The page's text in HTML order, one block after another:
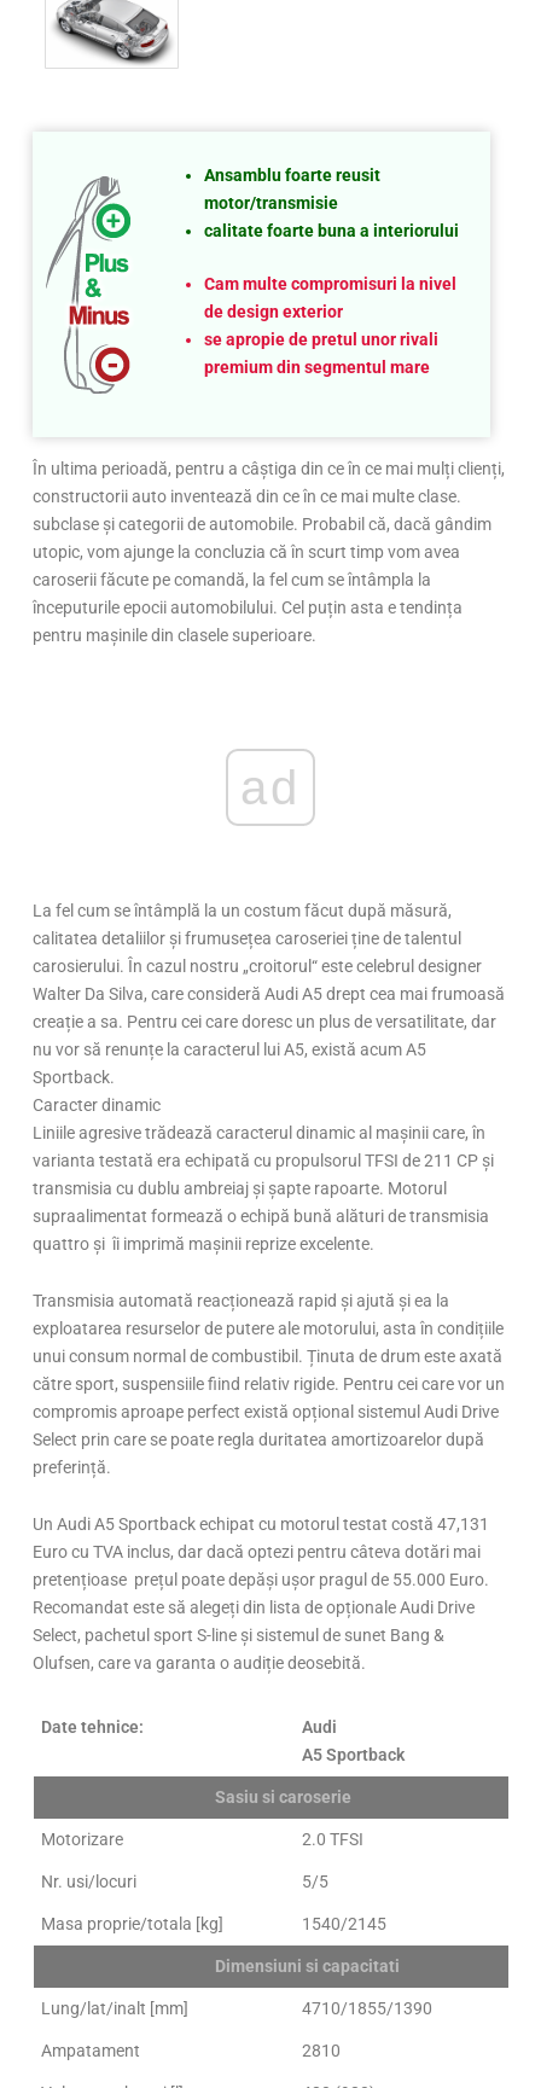
Ansamblu foarte reusit
motor/transmisie
calitate foarte buna a interiorului
Cam multe compromisuri la nivel
de design exterior
se apropie de pretul unor rivali
premium din segmentul mare
În ultima perioadă, pentru a câștiga din ce în ce mai mulți clienți,
constructorii auto inventează din ce în ce mai multe clase.
subclase și categorii de automobile. Probabil că, dacă gândim
utopic, vom ajunge la concluzia că în scurt timp vom avea
caroserii făcute pe comandă, la fel cum se întâmpla la
începuturile epocii automobilului. Cel puțin asta e tendința
pentru mașinile din clasele superioare.
ad
La fel cum se întâmplă la un costum făcut după măsură,
calitatea detaliilor și frumusețea caroseriei ține de talentul
carosierului. În cazul nostru „croitorul“ este celebrul designer
Walter Da Silva, care consideră Audi A5 drept cea mai frumoasă
creație a sa. Pentru cei care doresc un plus de versatilitate, dar
nu vor să renunțe la caracterul lui A5, există acum A5
Sportback.
Caracter dinamic
Liniile agresive trădează caracterul dinamic al mașinii care, în
varianta testată era echipată cu propulsorul TFSI de 211 CP și
transmisia cu dublu ambreiaj și șapte rapoarte. Motorul
supraalimentat formează o echipă bună alături de transmisia
quattro și îi imprimă mașinii reprize excelente.
Transmisia automată reacționează rapid și ajută și ea la
exploatarea resurselor de putere ale motorului, asta în condițiile
unui consum normal de combustibil. Ținuta de drum este axată
către sport, suspensiile fiind relativ rigide. Pentru cei care vor un
compromis aproape perfect există opțional sistemul Audi Drive
Select prin care se poate regla duritatea amortizoarelor după
preferință.
Un Audi A5 Sportback echipat cu motorul testat costă 47,131
Euro cu TVA inclus, dar dacă optezi pentru câteva dotări mai
pretențioase prețul poate depăși ușor pragul de 55.000 Euro.
Recomandat este să alegeți din lista de opționale Audi Drive
Select, pachetul sport S-line și sistemul de sunet Bang &
Olufsen, care va garanta o audiție deosebită.
Date tehnice:
Audi
A5 Sportback
Sasiu si caroserie
Motorizare 2.0 TFSI
Nr. usi/locuri 5/5
Masa proprie/totala [kg] 1540/2145
Dimensiuni si capacitati
Lung/lat/inalt [mm] 4710/1855/1390
Ampatament 2810